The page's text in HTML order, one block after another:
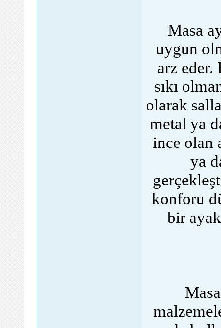
Masa
uygun
arz eder.
sıkı
olarak
metal ya
ince olan
ya
konforu
bir